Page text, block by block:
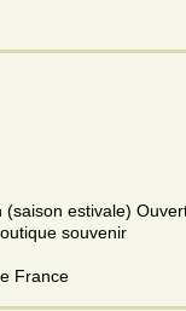
estivale)
souvenir
France